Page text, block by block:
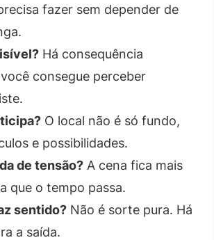
fazer sem depender de
Há consequência
consegue perceber
O local não é só fundo,
e possibilidades.
de tensão? A cena fica mais
que o tempo passa.
sentido? Não é sorte pura. Há
a saída.